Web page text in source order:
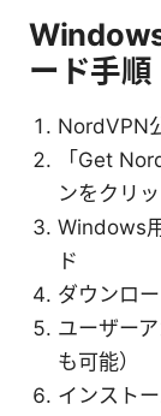
ード手順
NordVPN
「Get
ンをクリ
Windows
ド
ダウンロ
ユーザー
も可能）
インスト